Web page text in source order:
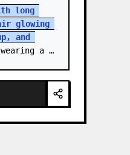
long
glowing
and
a
of